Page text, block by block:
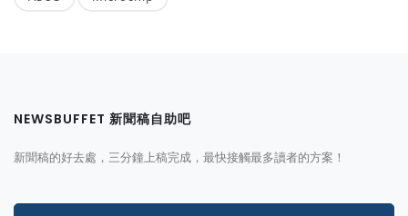
NEWSBUFFET 新聞稿自助吧
新聞稿的好去處，三分鐘上稿完成，最快接觸最多讀者的方案！